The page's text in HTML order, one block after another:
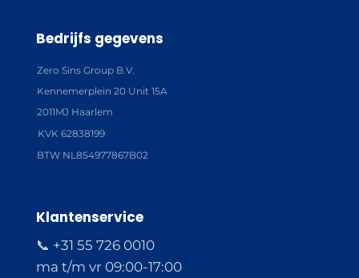
Bedrijfs gegevens
Zero Sins Group B.V.
Kennemerplein 20 Unit 15A
2011MJ Haarlem
KVK 62838199
BTW NL854977867B02
Klantenservice
📞 +31 55 726 0010
ma t/m vr 09:00-17:00